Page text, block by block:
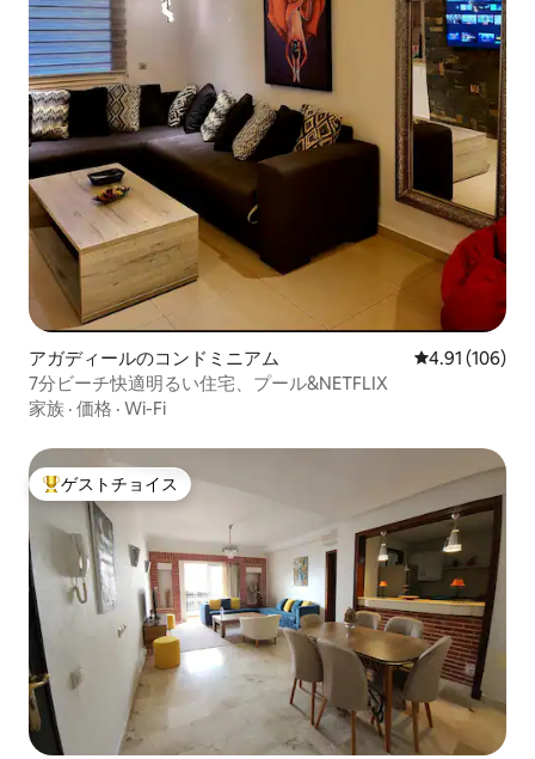
アガディールのコンドミニアム レビュー106
4.91 (106)
7分ビーチ快適明るい住宅、プール&NETFLIX
家族 · 価格 · Wi-Fi
大好評のゲストチョイスです。
ゲストチョイス